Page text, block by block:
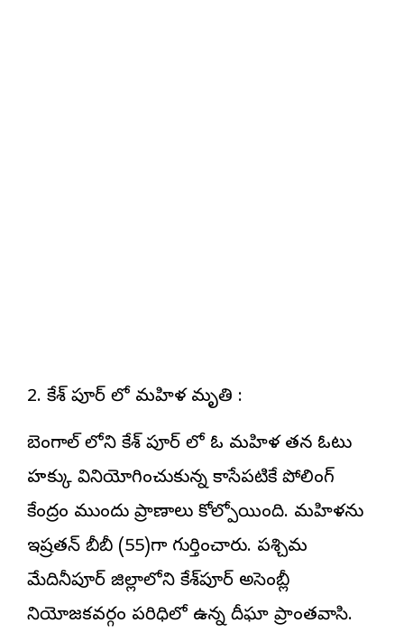
2. కేశ్ పూర్ లో మహిళ మృతి :
బెంగాల్ లోని కేశ్ పూర్ లో ఓ మహిళ తన ఓటు
హక్కు వినియోగించుకున్న కాసేపటికే పోలింగ్
కేంద్రం ముందు ప్రాణాలు కోల్పోయింది. మహిళను
ఇష్రతన్ బీబీ (55)గా గుర్తించారు. పశ్చిమ
మేదినీపూర్ జిల్లాలోని కేశ్‌పూర్ అసెంబ్లీ
నియోజకవర్గం పరిధిలో ఉన్న దీఘా ప్రాంతవాసి.